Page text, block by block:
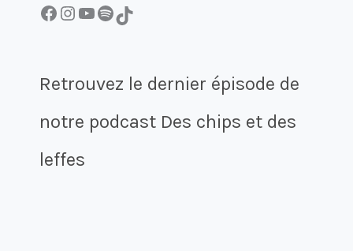
Facebook InstagramYouTube Spotify TikTok
Retrouvez le dernier épisode de
notre podcast Des chips et des
leffes